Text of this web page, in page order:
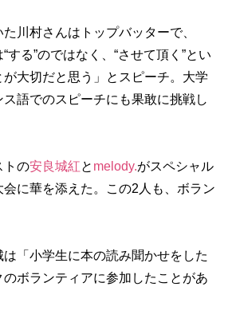
川村さんはトップバッターで、
する”のではなく、“させて頂く”とい
が大切だと思う」とスピーチ。大学
語でのスピーチにも果敢に挑戦し
トの安良城紅と melody.がスペシャル
に華を添えた。この2人も、ボラン
「小学生に本の読み聞かせをした
のボランティアに参加したことがあ